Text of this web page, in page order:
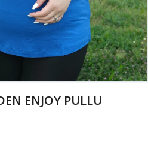
ENJOY PULLU